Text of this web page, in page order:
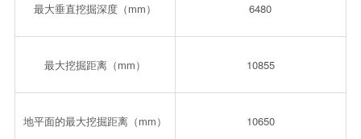
最大垂直挖掘深度（mm） 6480
最大挖掘距离（mm） 10855
地平面的最大挖掘距离（mm） 10650